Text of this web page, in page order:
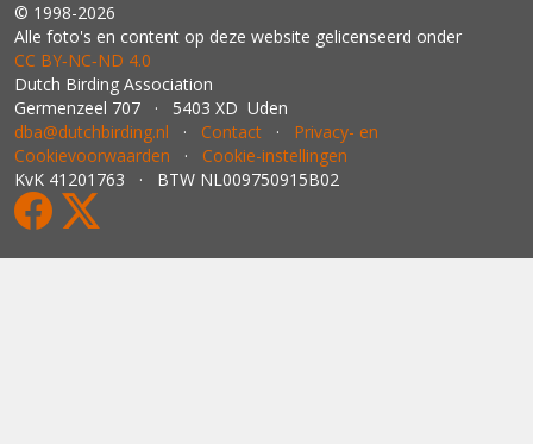
© 1998-2026
Alle foto's en content op deze website gelicenseerd onder
CC BY‑NC‑ND 4.0
Dutch Birding Association
Germenzeel 707 · 5403 XD Uden
dba@dutchbirding.nl · Contact · Privacy- en
Cookievoorwaarden · Cookie-instellingen
KvK 41201763 · BTW NL009750915B02